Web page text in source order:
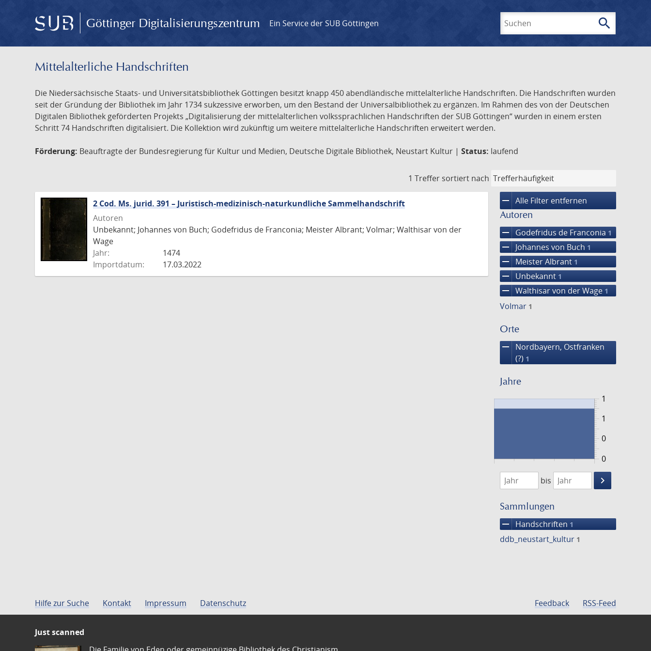
Göttinger Digitalisierungszentrum Ein Service der SUB Göttingen search
Mittelalterliche Handschriften
Die Niedersächsische Staats- und Universitätsbibliothek Göttingen besitzt knapp 450 abendländische mittelalterliche Handschriften. Die Handschriften wurden
seit der Gründung der Bibliothek im Jahr 1734 sukzessive erworben, um den Bestand der Universalbibliothek zu ergänzen. Im Rahmen des von der Deutschen
Digitalen Bibliothek geförderten Projekts „Digitalisierung der mittelalterlichen volkssprachlichen Handschriften der SUB Göttingen“ wurden in einem ersten
Schritt 74 Handschriften digitalisiert. Die Kollektion wird zukünftig um weitere mittelalterliche Handschriften erweitert werden.
Förderung: Beauftragte der Bundesregierung für Kultur und Medien, Deutsche Digitale Bibliothek, Neustart Kultur | Status: laufend
1 Treffer sortiert nach
remove Alle Filter entfernen
Autoren
remove Godefridus de Franconia 1
remove Johannes von Buch 1
remove Meister Albrant 1
remove Unbekannt 1
remove Walthisar von der Wage 1
Volmar 1
Orte
remove
Nordbayern, Ostfranken
(?) 1
Jahre
0
1
0
1
1474
1475
bis
keyboard_arrow_right
Suche
Sammlungen
remove Handschriften 1
ddb_neustart_kultur 1
2 Cod. Ms. jurid. 391 – Juristisch-medizinisch-naturkundliche Sammelhandschrift
Autoren
Unbekannt; Johannes von Buch; Godefridus de Franconia; Meister Albrant; Volmar; Walthisar von der
Wage
Jahr:
1474
Importdatum:
17.03.2022
Hilfe zur Suche Kontakt Impressum Datenschutz Feedback RSS-Feed
Just scanned